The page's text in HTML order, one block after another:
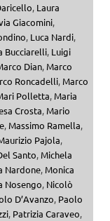
, Laura
Giacomini,
, Luca Nardi,
Bucciarelli, Luigi
Dian, Marco
Roncadelli, Marco
Polletta, Maria
Crosta, Mario
, Massimo Ramella,
Pajola,
Santo, Michela
Nardone, Monica
Nosengo, Nicolò
D’Avanzo, Paolo
, Patrizia Caraveo,